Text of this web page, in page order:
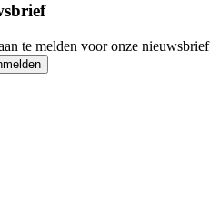
te melden voor onze nieuwsbrief